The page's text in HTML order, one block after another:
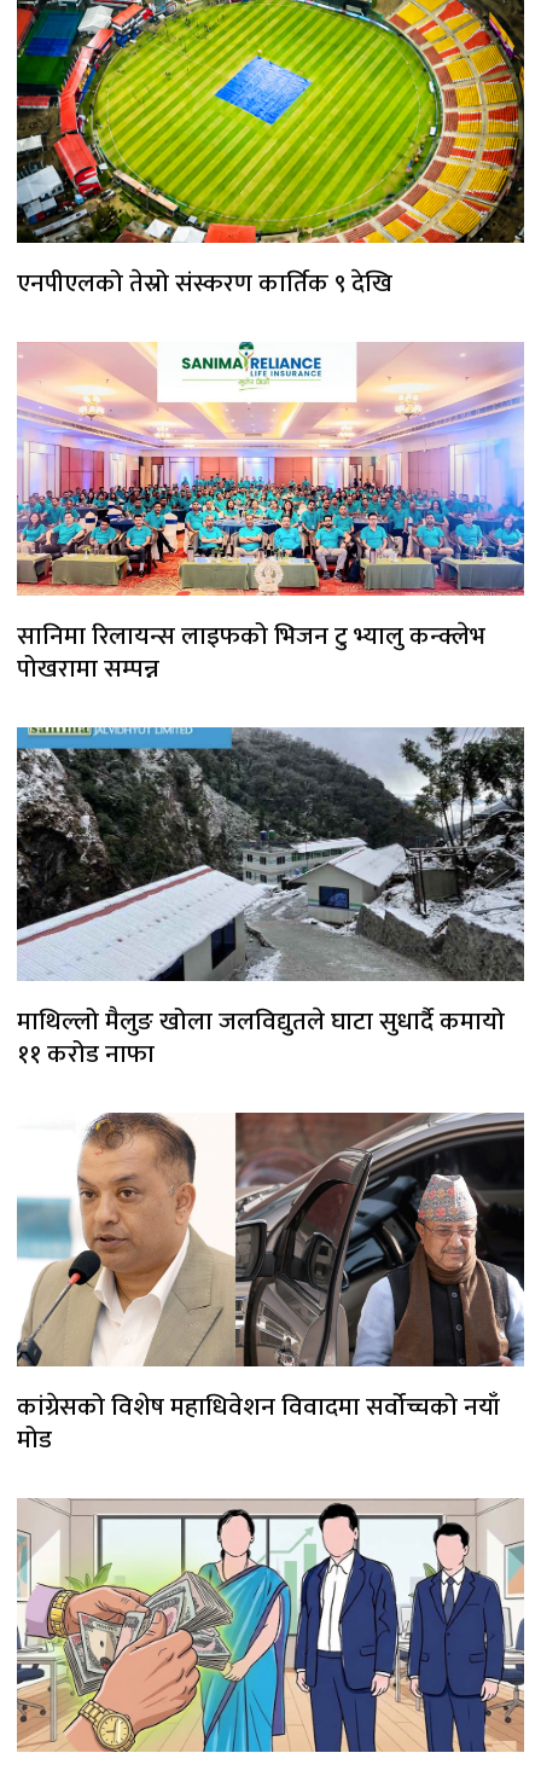
एनपीएलको तेस्रो संस्करण कार्तिक ९ देखि
सानिमा रिलायन्स लाइफको भिजन टु भ्यालु कन्क्लेभ
पोखरामा सम्पन्न
माथिल्लो मैलुङ खोला जलविद्युतले घाटा सुधार्दै कमायो
११ करोड नाफा
कांग्रेसको विशेष महाधिवेशन विवादमा सर्वोच्चको नयाँ
मोड